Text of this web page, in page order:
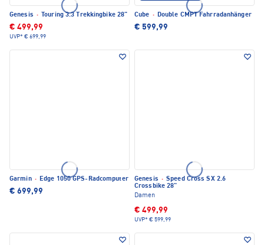
Genesis · Touring 3.3 Trekkingbike 28"
€ 499,99
UVP* € 699,99
Cube · Double CMPT Fahrradanhänger
€ 599,99
Garmin · Edge 1050 GPS-Radcomputer
€ 699,99
Genesis · Speed Cross SX 2.6
Crossbike 28"
Damen
€ 499,99
UVP* € 599,99